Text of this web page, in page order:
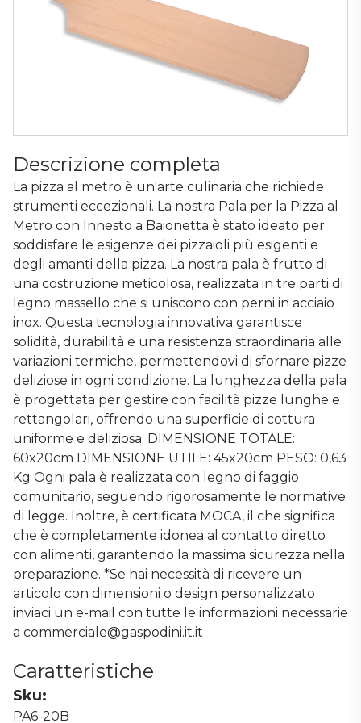
Descrizione completa
La pizza al metro è un'arte culinaria che richiede
strumenti eccezionali. La nostra Pala per la Pizza al
Metro con Innesto a Baionetta è stato ideato per
soddisfare le esigenze dei pizzaioli più esigenti e
degli amanti della pizza. La nostra pala è frutto di
una costruzione meticolosa, realizzata in tre parti di
legno massello che si uniscono con perni in acciaio
inox. Questa tecnologia innovativa garantisce
solidità, durabilità e una resistenza straordinaria alle
variazioni termiche, permettendovi di sfornare pizze
deliziose in ogni condizione. La lunghezza della pala
è progettata per gestire con facilità pizze lunghe e
rettangolari, offrendo una superficie di cottura
uniforme e deliziosa. DIMENSIONE TOTALE:
60x20cm DIMENSIONE UTILE: 45x20cm PESO: 0,63
Kg Ogni pala è realizzata con legno di faggio
comunitario, seguendo rigorosamente le normative
di legge. Inoltre, è certificata MOCA, il che significa
che è completamente idonea al contatto diretto
con alimenti, garantendo la massima sicurezza nella
preparazione. *Se hai necessità di ricevere un
articolo con dimensioni o design personalizzato
inviaci un e-mail con tutte le informazioni necessarie
a commerciale@gaspodini.it.it
Caratteristiche
Sku:
PA6-20B